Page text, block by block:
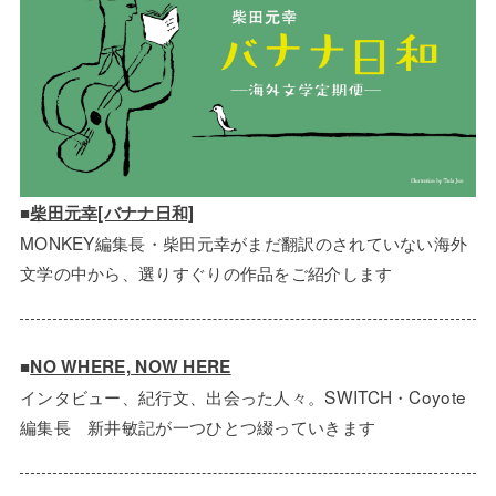
■柴田元幸[バナナ日和]
MONKEY編集長・柴田元幸がまだ翻訳のされていない海外
文学の中から、選りすぐりの作品をご紹介します
■NO WHERE, NOW HERE
インタビュー、紀行文、出会った人々。SWITCH・Coyote
編集長 新井敏記が一つひとつ綴っていきます